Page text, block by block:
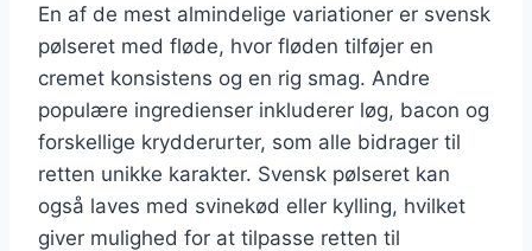
En af de mest almindelige variationer er svensk
pølseret med fløde, hvor fløden tilføjer en
cremet konsistens og en rig smag. Andre
populære ingredienser inkluderer løg, bacon og
forskellige krydderurter, som alle bidrager til
retten unikke karakter. Svensk pølseret kan
også laves med svinekød eller kylling, hvilket
giver mulighed for at tilpasse retten til